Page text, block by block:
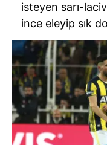
isteyen sarı-
ince eleyip sık